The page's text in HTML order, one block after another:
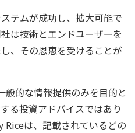
テムが成功し、拡大可能で
は技術とエンドユーザーを
、その恩恵を受けることが
的な情報提供のみを目的と
る投資アドバイスではあり
Riceは、記載されているどの